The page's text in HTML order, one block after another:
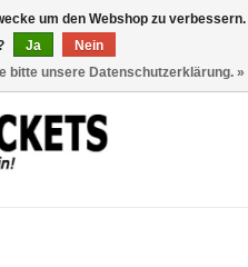
um den Webshop zu verbessern.
Ja
Nein
bitte unsere Datenschutzerklärung. »